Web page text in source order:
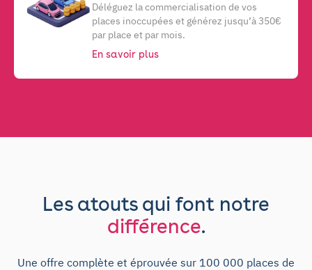
Déléguez la commercialisation de vos
places inoccupées et générez jusqu’à 350€
par place et par mois.
En savoir plus
Les atouts qui font notre
différence.
Une offre complète et éprouvée sur 100 000 places de